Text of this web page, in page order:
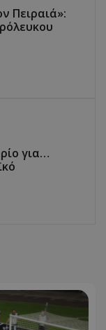
Πειραιά»:
για…